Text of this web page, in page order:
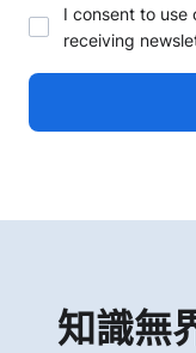
I consent to use
receiving
知識無